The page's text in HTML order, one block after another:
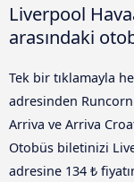
Liverpool
arasındaki
Tek bir tıklamayla
adresinden Runcorn
Arriva ve Arriva
Otobüs biletinizi
adresine 134 ₺